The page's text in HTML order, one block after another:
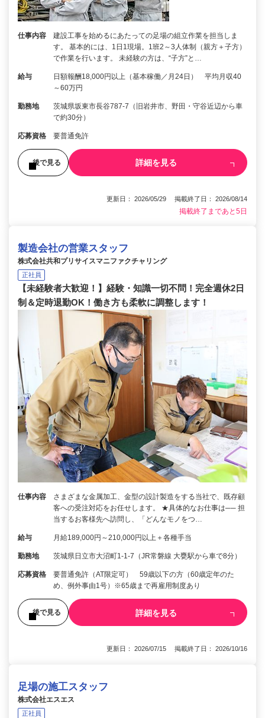
仕事内容
建設工事を始めるにあたっての足場の組立作業を担当しま
す。 基本的には、1日1現場。1班2～3人体制（親方＋子方）
で作業を行います。 未経験の方は、“子方”と…
給与
日額報酬18,000円以上（基本稼働／月24日） 平均月収40
～60万円
勤務地
茨城県坂東市長谷787-7（旧岩井市、野田・守谷近辺から車
で約30分）
応募資格 要普通免許
後で見る 詳細を見る
更新日： 2026/05/29 掲載終了日： 2026/08/14
掲載終了まであと5日
製造会社の営業スタッフ
株式会社共和プリサイスマニファクチャリング
正社員
【未経験者大歓迎！】経験・知識一切不問！完全週休2日
制＆定時退勤OK！働き方も柔軟に調整します！
仕事内容
さまざまな金属加工、金型の設計製造をする当社で、既存顧
客への受注対応をお任せします。 ★具体的なお仕事は── 担
当するお客様先へ訪問し、「どんなモノをつ…
給与 月給189,000円～210,000円以上＋各種手当
勤務地 茨城県日立市大沼町1-1-7（JR常磐線 大甕駅から車で8分）
応募資格
要普通免許（AT限定可） 59歳以下の方（60歳定年のた
め、例外事由1号）※65歳まで再雇用制度あり
後で見る 詳細を見る
更新日： 2026/07/15 掲載終了日： 2026/10/16
足場の施工スタッフ
株式会社エスエス
正社員